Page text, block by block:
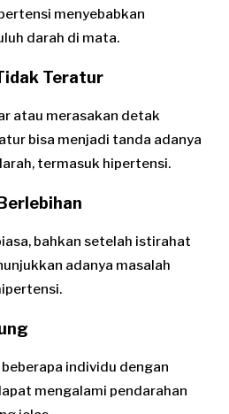
menyebabkan
darah di mata.
Teratur
atau merasakan detak
bisa menjadi tanda adanya
termasuk hipertensi.
bahkan setelah istirahat
adanya masalah
individu dengan
mengalami pendarahan